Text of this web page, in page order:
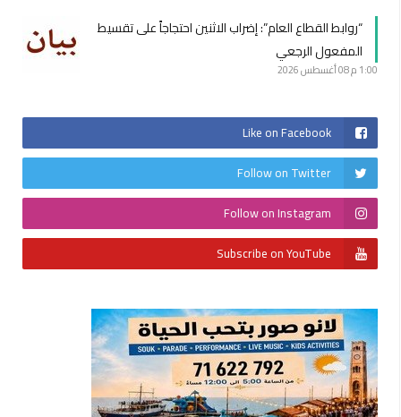
“روابط القطاع العام”: إضراب الاثنين احتجاجاً على تقسيط
المفعول الرجعي
1:00 م 08 أغسطس 2026
Like on Facebook
Follow on Twitter
Follow on Instagram
Subscribe on YouTube